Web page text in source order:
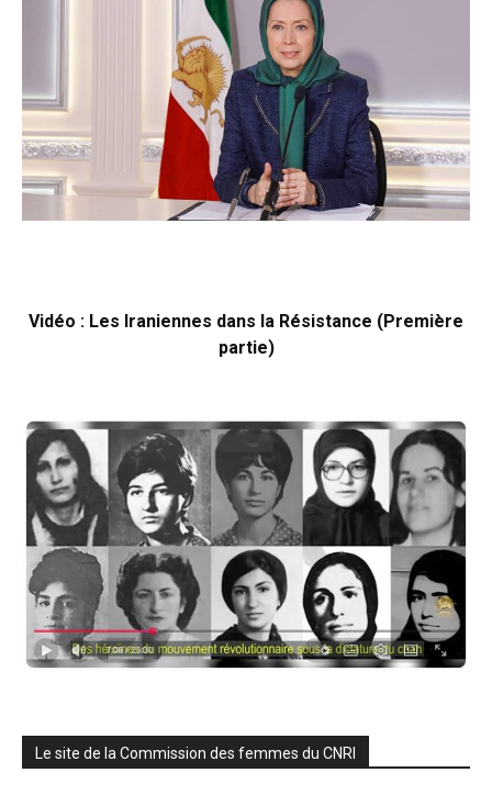
Vidéo : Les Iraniennes dans la Résistance (Première
partie)
Le site de la Commission des femmes du CNRI